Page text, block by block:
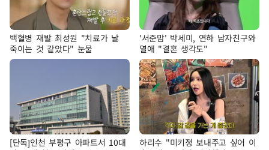
백혈병 재발 최성원 "치료가 날
죽이는 것 같았다" 눈물
'서준맘' 박세미, 연하 남자친구와
열애 "결혼 생각도"
[단독]인천 부평구 아파트서 10대
하리수 "미키정 보내주고 싶어 이